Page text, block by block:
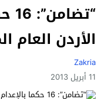
الأردن العام
Zakria
11 أبريل 2013